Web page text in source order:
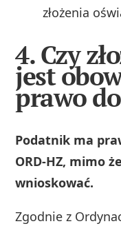
złożenia
4. Czy
jest
prawo
Podatnik ma
ORD‑HZ, mimo
wnioskować.
Zgodnie z